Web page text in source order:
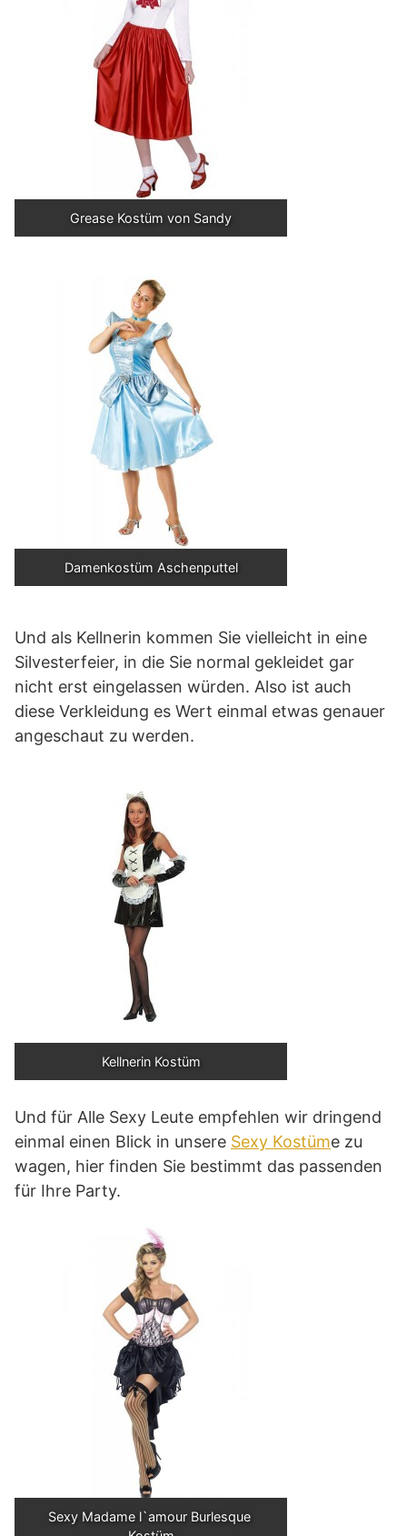
Grease Kostüm von Sandy
Damenkostüm Aschenputtel
Und als Kellnerin kommen Sie vielleicht in eine
Silvesterfeier, in die Sie normal gekleidet gar
nicht erst eingelassen würden. Also ist auch
diese Verkleidung es Wert einmal etwas genauer
angeschaut zu werden.
Kellnerin Kostüm
Und für Alle Sexy Leute empfehlen wir dringend
einmal einen Blick in unsere Sexy Kostüme zu
wagen, hier finden Sie bestimmt das passenden
für Ihre Party.
Sexy Madame l`amour Burlesque